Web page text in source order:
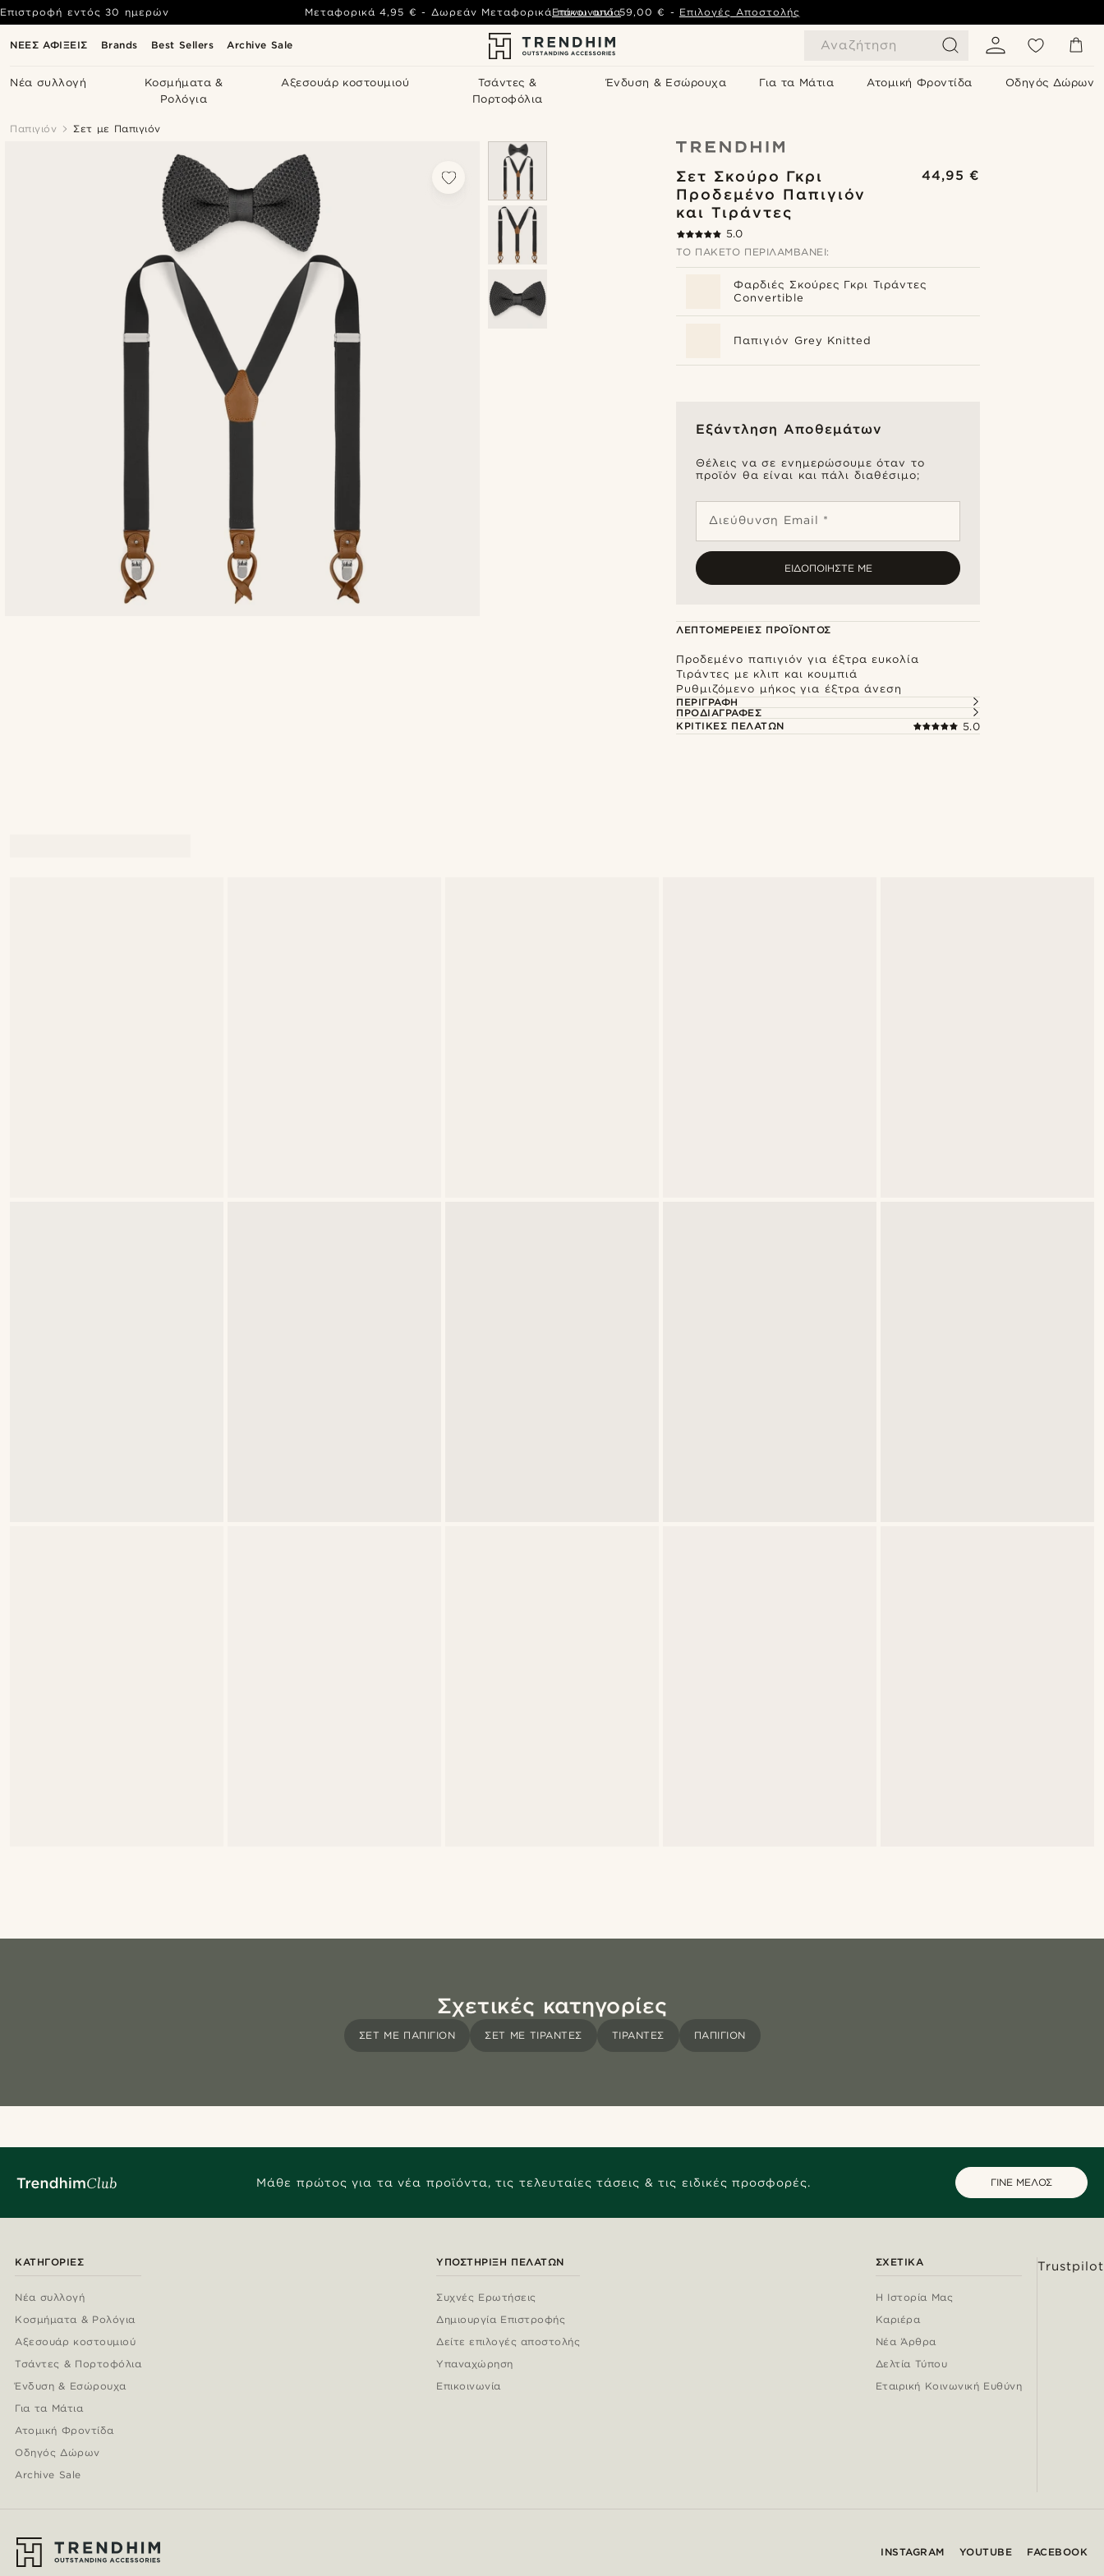
ΝΕΕΣ ΑΦΙΞΕΙΣ Brands Best Sellers Archive Sale Αναζήτηση
Νέα συλλογή
Κοσμήματα &
Ρολόγια
Αξεσουάρ κοστουμιού
Τσάντες &
Πορτοφόλια
Ένδυση & Εσώρουχα Για τα Μάτια Ατομική Φροντίδα Οδηγός Δώρων
Επιστροφή εντός 30 ημερών Μεταφορικά 4,95 € - Δωρεάν Μεταφορικά πάνω από59,00 € - Επιλογές Αποστολής
Επικοινωνία
Παπιγιόν Σετ με Παπιγιόν
Σετ Σκούρο Γκρι
Προδεμένο Παπιγιόν
και Τιράντες
44,95 €
5.0
ΤΟ ΠΑΚΈΤΟ ΠΕΡΙΛΑΜΒΆΝΕΙ:
Φαρδιές Σκούρες Γκρι Τιράντες
Convertible
Παπιγιόν Grey Knitted
Εξάντληση Αποθεμάτων
Θέλεις να σε ενημερώσουμε όταν το
προϊόν θα είναι και πάλι διαθέσιμο;
Διεύθυνση Email *
ΕΙΔΟΠΟΙΉΣΤΕ ΜΕ
ΛΕΠΤΟΜΈΡΕΙΕΣ ΠΡΟΪΌΝΤΟΣ
Προδεμένο παπιγιόν για έξτρα ευκολία
Τιράντες με κλιπ και κουμπιά
Ρυθμιζόμενο μήκος για έξτρα άνεση
ΠΕΡΙΓΡΑΦΉ
ΠΡΟΔΙΑΓΡΑΦΈΣ
ΚΡΙΤΙΚΈΣ ΠΕΛΑΤΏΝ
5.0
Σχετικές κατηγορίες
ΣΕΤ ΜΕ ΠΑΠΙΓΙΌΝ ΣΕΤ ΜΕ ΤΙΡΆΝΤΕΣ ΤΙΡΆΝΤΕΣ ΠΑΠΙΓΙΌΝ
Μάθε πρώτος για τα νέα προϊόντα, τις τελευταίες τάσεις & τις ειδικές προσφορές. ΓΙΝΕ ΜΕΛΟΣ
ΚΑΤΗΓΟΡΊΕΣ
Νέα συλλογή
Κοσμήματα & Ρολόγια
Αξεσουάρ κοστουμιού
Τσάντες & Πορτοφόλια
Ένδυση & Εσώρουχα
Για τα Μάτια
Ατομική Φροντίδα
Οδηγός Δώρων
Archive Sale
ΥΠΟΣΤΉΡΙΞΗ ΠΕΛΑΤΏΝ
Συχνές Ερωτήσεις
Δημιουργία Επιστροφής
Δείτε επιλογές αποστολής
Υπαναχώρηση
Επικοινωνία
ΣΧΕΤΙΚΆ
Η Ιστορία Μας
Καριέρα
Νέα Άρθρα
Δελτία Τύπου
Εταιρική Κοινωνική Ευθύνη
Trustpilot
INSTAGRAM YOUTUBE FACEBOOK